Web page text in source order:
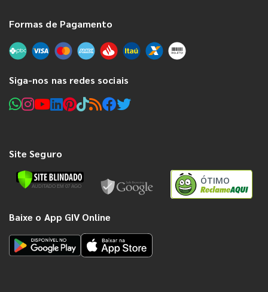
Formas de Pagamento
Siga-nos nas redes sociais
Site Seguro
ÓTIMO
Baixe o App GIV Online